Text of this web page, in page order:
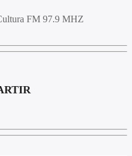
FM 97.9 MHZ